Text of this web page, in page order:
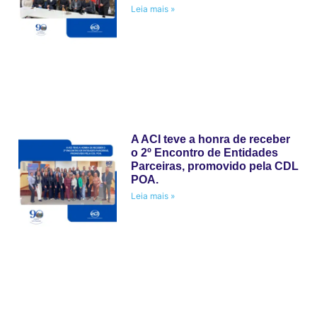
Leia mais »
A ACI teve a honra de receber
o 2º Encontro de Entidades
Parceiras, promovido pela CDL
POA.
Leia mais »